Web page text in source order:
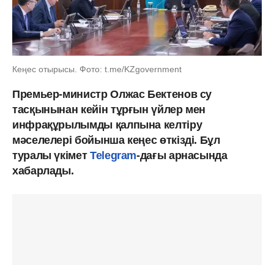
Кеңес отырысы. Фото: t.me/KZgovernment
Премьер-министр Олжас Бектенов су
тасқынынан кейін тұрғын үйлер мен
инфрақұрылымды қалпына келтіру
мәселелері бойынша кеңес өткізді. Бұл
туралы үкімет Telegram-дағы арнасында
хабарлады.